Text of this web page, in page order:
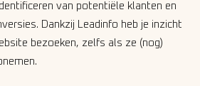
van potentiële klanten en
Dankzij Leadinfo heb je inzicht
bezoeken, zelfs als ze (nog)